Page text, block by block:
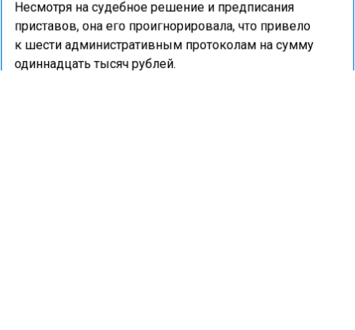
Несмотря на судебное решение и предписания
приставов, она его проигнорировала, что привело
к шести административным протоколам на сумму
одиннадцать тысяч рублей.